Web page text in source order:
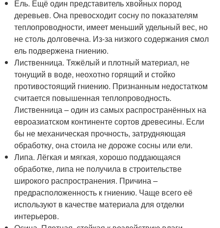
Ель. Ещё один представитель хвойных пород
деревьев. Она превосходит сосну по показателям
теплопроводности, имеет меньший удельный вес, но
не столь долговечна. Из-за низкого содержания смол
ель подвержена гниению.
Лиственница. Тяжёлый и плотный материал, не
тонущий в воде, неохотно горящий и стойко
противостоящий гниению. Признанным недостатком
считается повышенная теплопроводность.
Лиственница – один из самых распространённых на
евроазиатском континенте сортов древесины. Если
бы не механическая прочность, затрудняющая
обработку, она стоила не дороже сосны или ели.
Липа. Лёгкая и мягкая, хорошо поддающаяся
обработке, липа не получила в строительстве
широкого распространения. Причина –
предрасположенность к гниению. Чаще всего её
используют в качестве материала для отделки
интерьеров.